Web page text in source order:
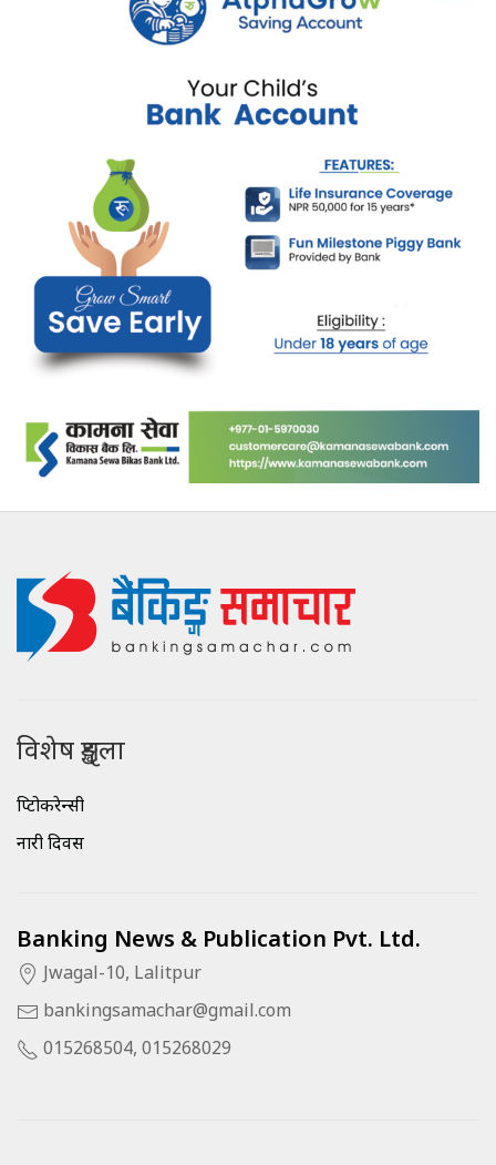
विशेष शृङ्खला
क्रिप्टोकरेन्सी
नारी दिवस
Banking News & Publication Pvt. Ltd.
Jwagal-10, Lalitpur
bankingsamachar@gmail.com
015268504, 015268029